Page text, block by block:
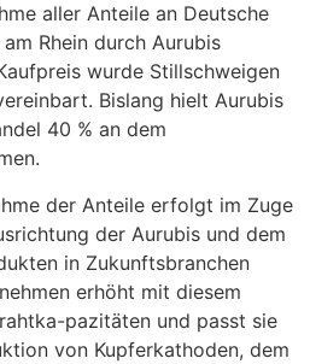
aller Anteile an Deutsche
Rhein durch Aurubis
wurde Stillschweigen
Bislang hielt Aurubis
40 % an dem
der Anteile erfolgt im Zuge
der Aurubis und dem
in Zukunftsbranchen
erhöht mit diesem
pazitäten und passt sie
von Kupferkathoden, dem